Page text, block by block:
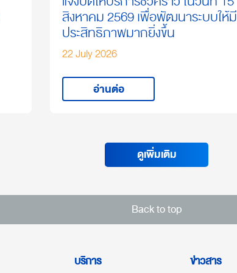
สิงหาคม 2569 เพื่อพัฒนาระบบให้มี
ประสิทธิภาพมากยิ่งขึ้น
22 July 2026
อ่านต่อ
ดูเพิ่มเติม
Back to top
บริการ ข่าวสาร